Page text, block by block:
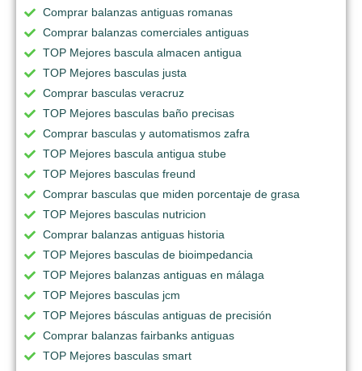
Comprar balanzas antiguas romanas
Comprar balanzas comerciales antiguas
TOP Mejores bascula almacen antigua
TOP Mejores basculas justa
Comprar basculas veracruz
TOP Mejores basculas baño precisas
Comprar basculas y automatismos zafra
TOP Mejores bascula antigua stube
TOP Mejores basculas freund
Comprar basculas que miden porcentaje de grasa
TOP Mejores basculas nutricion
Comprar balanzas antiguas historia
TOP Mejores basculas de bioimpedancia
TOP Mejores balanzas antiguas en málaga
TOP Mejores basculas jcm
TOP Mejores básculas antiguas de precisión
Comprar balanzas fairbanks antiguas
TOP Mejores basculas smart